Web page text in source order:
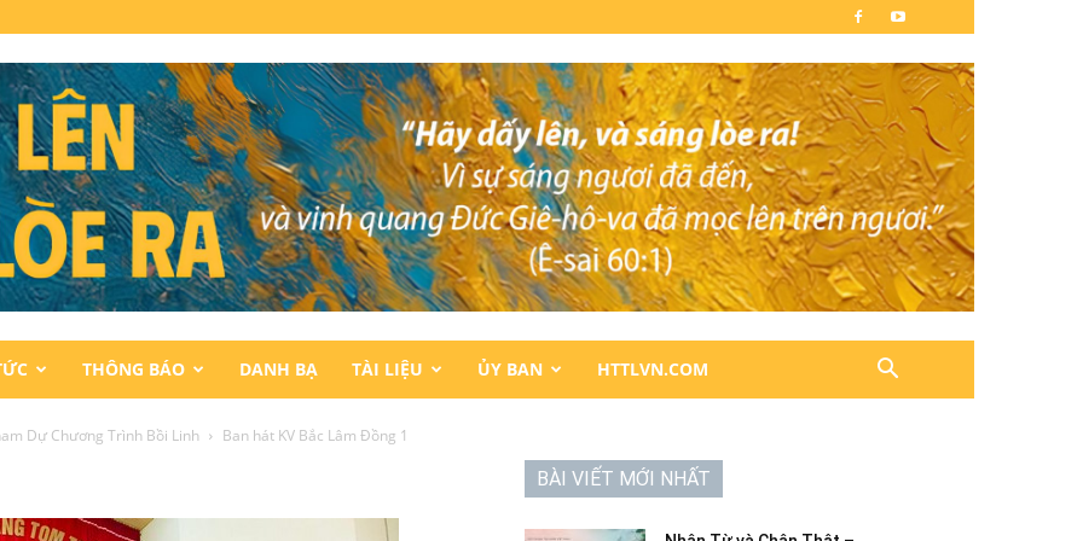
THÔNG BÁO DANH BẠ TÀI LIỆU ỦY BAN HTTLVN.COM
Dự Chương Trình Bồi Linh Ban hát KV Bắc Lâm Đồng 1
BÀI VIẾT MỚI NHẤT